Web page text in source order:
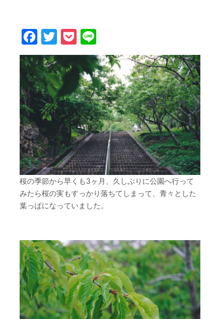
Facebook
Twitter
Pocket
桜の季節から早くも3ヶ月、久しぶりに公園へ行って
みたら桜の実もすっかり落ちてしまって、青々とした
葉っぱになっていました。